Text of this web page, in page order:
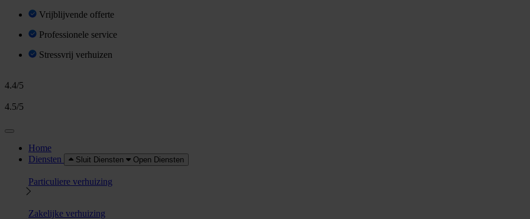
Vrijblijvende offerte
Professionele service
Stressvrij verhuizen
4.4/5
4.5/5
Home
Diensten
Sluit Diensten Open Diensten
Particuliere verhuizing
Zakelijke verhuizing